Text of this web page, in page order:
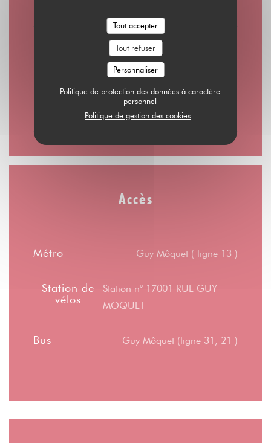
Tout accepter
Tout refuser
Personnaliser
Politique de protection des données à caractère
personnel
Politique de gestion des cookies
Samedi
10h00 - 02h00
Dimanche
10h00 - 00h00
Accès
Métro Guy Môquet ( ligne 13 )
Station de
vélos
Station n° 17001 RUE GUY
MOQUET
Bus Guy Môquet (ligne 31, 21 )